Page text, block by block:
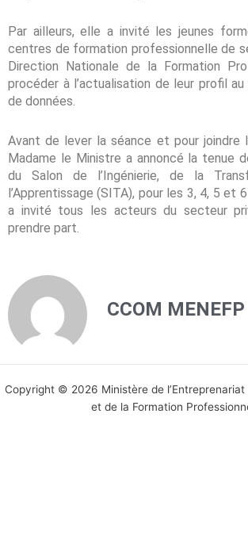
Par ailleurs, elle a invité les jeunes
centres de formation professionnelle de
Direction Nationale de la Formation
procéder à l’actualisation de leur profil
de données.
Avant de lever la séance et pour joindre
Madame le Ministre a annoncé la tenue
du Salon de l’Ingénierie, de la
l’Apprentissage (SITA), pour les 3, 4, 5 et
a invité tous les acteurs du secteur
prendre part.
CCOM MENEFP
Copyright © 2026 Ministère de l’Entreprenariat
et de la Formation